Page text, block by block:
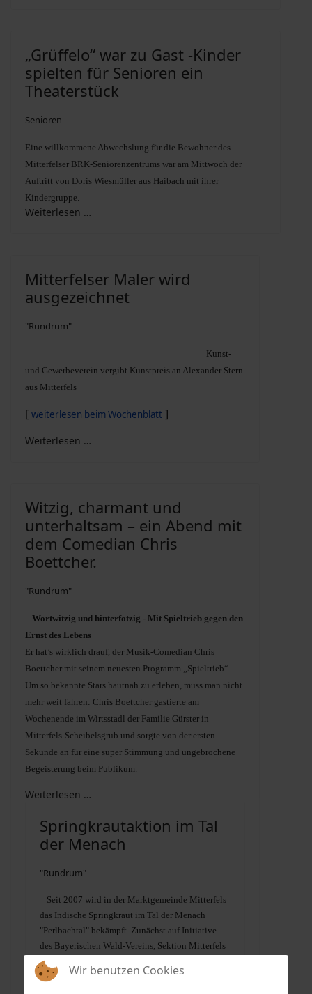
„Grüffelo“ war zu Gast -Kinder
spielten für Senioren ein
Theaterstück
Senioren
Eine willkommene Abwechslung für die Bewohner des
Mitterfelser BRK-Seniorenzentrums war am Mittwoch der
Auftritt von Doris Wiesmüller aus Haibach mit ihrer
Kindergruppe.
Weiterlesen …
Mitterfelser Maler wird
ausgezeichnet
"Rundrum"
Kunst-
und Gewerbeverein vergibt Kunstpreis an Alexander Stern
aus Mitterfels
[ weiterlesen beim Wochenblatt ]
Weiterlesen …
Witzig, charmant und
unterhaltsam – ein Abend mit
dem Comedian Chris
Boettcher.
"Rundrum"
Wortwitzig und hinterfotzig - Mit Spieltrieb gegen den
Ernst des Lebens
Er hat’s wirklich drauf, der Musik-Comedian Chris
Boettcher mit seinem neuesten Programm „Spieltrieb“.
Um so bekannte Stars hautnah zu erleben, muss man nicht
mehr weit fahren: Chris Boettcher gastierte am
Wochenende im Wirtsstadl der Familie Gürster in
Mitterfels-Scheibelsgrub und sorgte von der ersten
Sekunde an für eine super Stimmung und ungebrochene
Begeisterung beim Publikum.
Weiterlesen …
Springkrautaktion im Tal
der Menach
"Rundrum"
Seit 2007 wird in der Marktgemeinde Mitterfels
das Indische Springkraut im Tal der Menach
"Perlbachtal" bekämpft. Zunächst auf Initiative
des Bayerischen Wald-Vereins, Sektion Mitterfels
und des OGV Mitterfels.
Weiterlesen …
Wir benutzen Cookies